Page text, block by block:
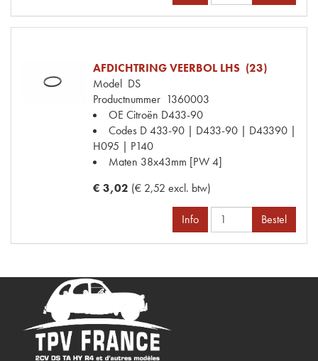
AFDICHTRING VEERBOL LHS (23)
Model DS
Productnummer 1360003
OE Citroën D433-90
Codes D 433-90 | D433-90 | D43390 |
H095 | P140
Maten 38x43mm [PW 4]
€ 3,02 (€ 2,52 excl. btw)
Info Bestel